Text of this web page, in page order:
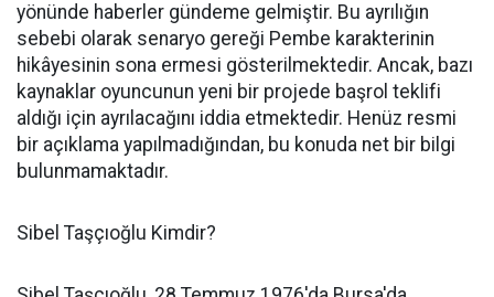
yönünde haberler gündeme gelmiştir. Bu ayrılığın
sebebi olarak senaryo gereği Pembe karakterinin
hikâyesinin sona ermesi gösterilmektedir. Ancak, bazı
kaynaklar oyuncunun yeni bir projede başrol teklifi
aldığı için ayrılacağını iddia etmektedir. Henüz resmi
bir açıklama yapılmadığından, bu konuda net bir bilgi
bulunmamaktadır.​
Sibel Taşçıoğlu Kimdir?